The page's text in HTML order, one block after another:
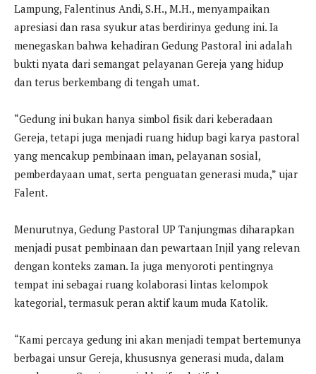
Lampung, Falentinus Andi, S.H., M.H., menyampaikan
apresiasi dan rasa syukur atas berdirinya gedung ini. Ia
menegaskan bahwa kehadiran Gedung Pastoral ini adalah
bukti nyata dari semangat pelayanan Gereja yang hidup
dan terus berkembang di tengah umat.
“Gedung ini bukan hanya simbol fisik dari keberadaan
Gereja, tetapi juga menjadi ruang hidup bagi karya pastoral
yang mencakup pembinaan iman, pelayanan sosial,
pemberdayaan umat, serta penguatan generasi muda,” ujar
Falent.
Menurutnya, Gedung Pastoral UP Tanjungmas diharapkan
menjadi pusat pembinaan dan pewartaan Injil yang relevan
dengan konteks zaman. Ia juga menyoroti pentingnya
tempat ini sebagai ruang kolaborasi lintas kelompok
kategorial, termasuk peran aktif kaum muda Katolik.
“Kami percaya gedung ini akan menjadi tempat bertemunya
berbagai unsur Gereja, khususnya generasi muda, dalam